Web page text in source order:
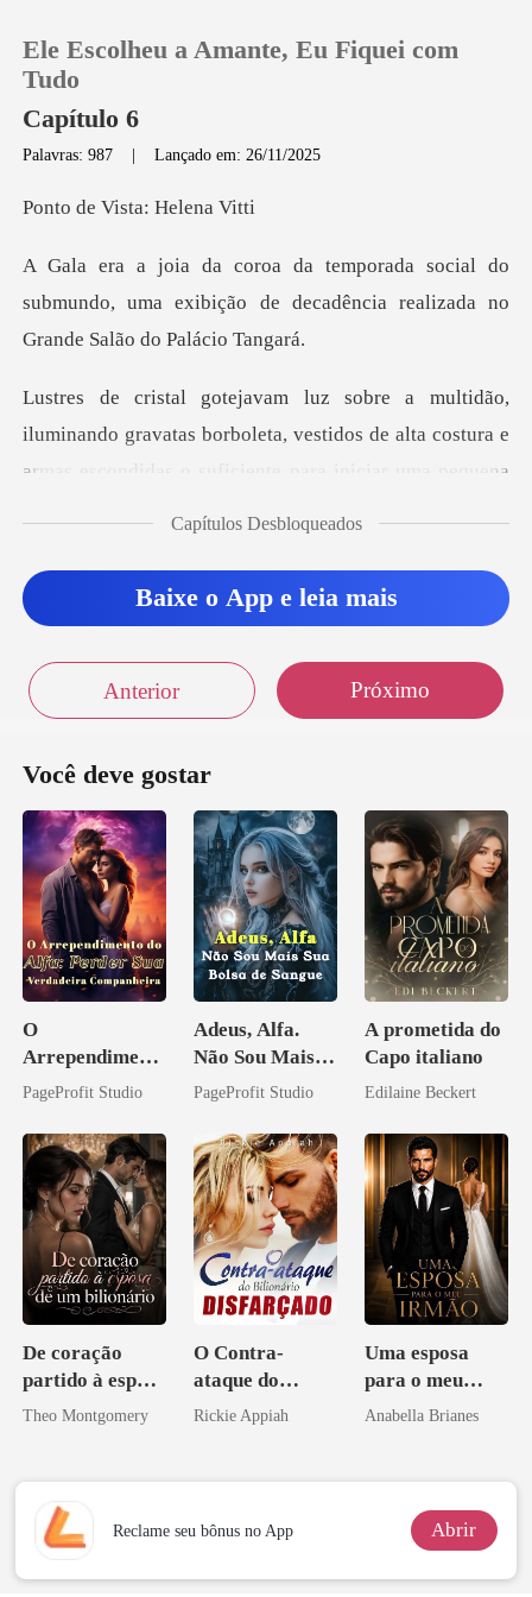
Histórico
Ele Escolheu a Amante, Eu Fiquei com
Tudo
Capítulo 6
Palavras: 987 |Lançado em: 26/11/2025
Vista: He
al do
submundo, uma exibição de decadência r
ando gravatas borboleta, vestidos de alta costura e
armas
esti
Capítulos Desbloqueados
Baixe o App e leia mais
Anterior Próximo
Você deve gostar
O
Arrependiment
o do Alfa:
Verdadeira
Companheira
PageProfit Studio
Adeus, Alfa.
Não Sou Mais
Sua Bolsa de
PageProfit Studio
A prometida do
Capo italiano
Edilaine Beckert
De coração
partido à esposa
de um bilionário
Theo Montgomery
O Contra-
ataque do
Bilionário
Rickie Appiah
Uma esposa
para o meu
irmão
Anabella Brianes
Reclame seu bônus no App Abrir